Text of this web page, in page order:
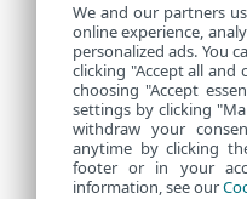
We and our partners
online experience,
personalized ads. You
clicking "Accept all and
choosing "Accept
settings by clicking
withdraw your
anytime by clicking
footer or in your
information, see our